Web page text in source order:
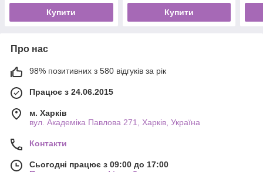
Купити Купити
Про нас
98% позитивних з 580 відгуків за рік
Працює з 24.06.2015
м. Харків
вул. Академіка Павлова 271, Харків, Україна
Контакти
Сьогодні працює з 09:00 до 17:00